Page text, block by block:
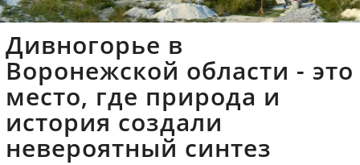
Дивногорье в
Воронежской области - это
место, где природа и
история создали
невероятный синтез